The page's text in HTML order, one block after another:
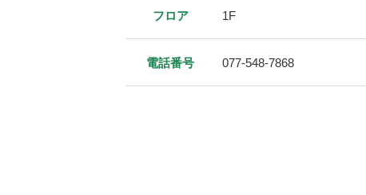
フロア 1F
電話番号 077-548-7868